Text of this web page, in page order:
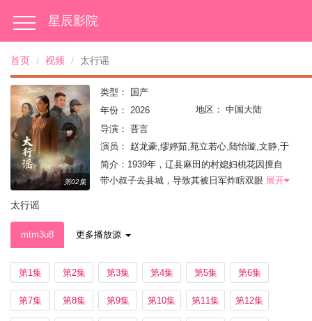
星辰影院
首页 视频 太行谣
第02集
太行谣
类型：
国产
年份：
2026 地区：
中国大陆
导演：
晋言
演员：
赵龙豪,缪婷茹,苑立若心,陆怡璇,文静,于
洋,赵波,艾东,王丽云,何达,郭秋成,曾肖龙,张永
健,魏大鸣,张哲人
简介：1939年，辽县麻田的村媳妇桃花因擅自
带小叔子去县城，导致其被日军炸瞎双眼 展开
mtm3u8 更多播放源
第1集 第2集 第3集 第4集 第5集 第6集
第7集 第8集 第9集 第10集 第11集 第12集